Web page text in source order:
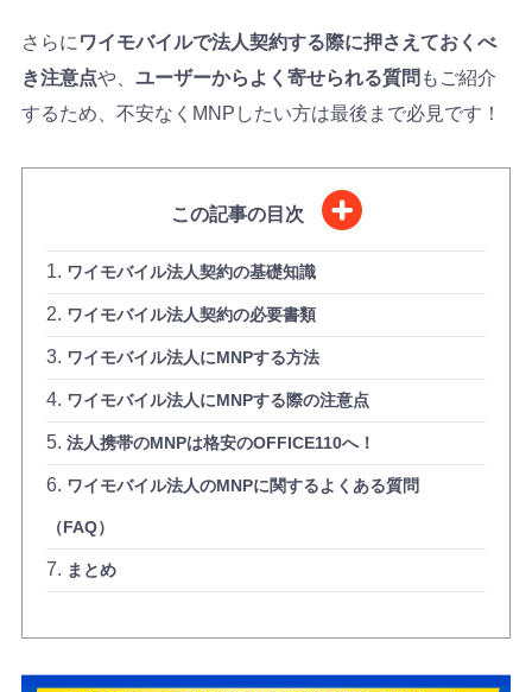
さらに ワイモバイルで法人契約する際に押さえておくべ
き注意点や、 ユーザーからよく寄せられる質問 もご紹介
するため、不安なくMNPしたい方は最後まで必見です！
この記事の目次
ワイモバイル法人契約の基礎知識
ワイモバイル法人契約の必要書類
ワイモバイル法人にMNPする方法
ワイモバイル法人にMNPする際の注意点
法人携帯のMNPは格安のOFFICE110へ！
ワイモバイル法人のMNPに関するよくある質問
（FAQ）
まとめ